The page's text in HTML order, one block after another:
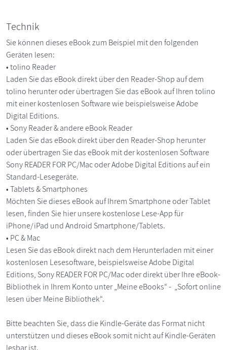
Technik
Sie können dieses eBook zum Beispiel mit den folgenden
Geräten lesen:
• tolino Reader
Laden Sie das eBook direkt über den Reader-Shop auf dem
tolino herunter oder übertragen Sie das eBook auf Ihren tolino
mit einer kostenlosen Software wie beispielsweise Adobe
Digital Editions.
• Sony Reader & andere eBook Reader
Laden Sie das eBook direkt über den Reader-Shop herunter
oder übertragen Sie das eBook mit der kostenlosen Software
Sony READER FOR PC/Mac oder Adobe Digital Editions auf ein
Standard-Lesegeräte.
• Tablets & Smartphones
Möchten Sie dieses eBook auf Ihrem Smartphone oder Tablet
lesen, finden Sie hier unsere kostenlose Lese-App für
iPhone/iPad und Android Smartphone/Tablets.
• PC & Mac
Lesen Sie das eBook direkt nach dem Herunterladen mit einer
kostenlosen Lesesoftware, beispielsweise Adobe Digital
Editions, Sony READER FOR PC/Mac oder direkt über Ihre eBook-
Bibliothek in Ihrem Konto unter „Meine eBooks“ - „Sofort online
lesen über Meine Bibliothek“.
Bitte beachten Sie, dass die Kindle-Geräte das Format nicht
unterstützen und dieses eBook somit nicht auf Kindle-Geräten
lesbar ist.